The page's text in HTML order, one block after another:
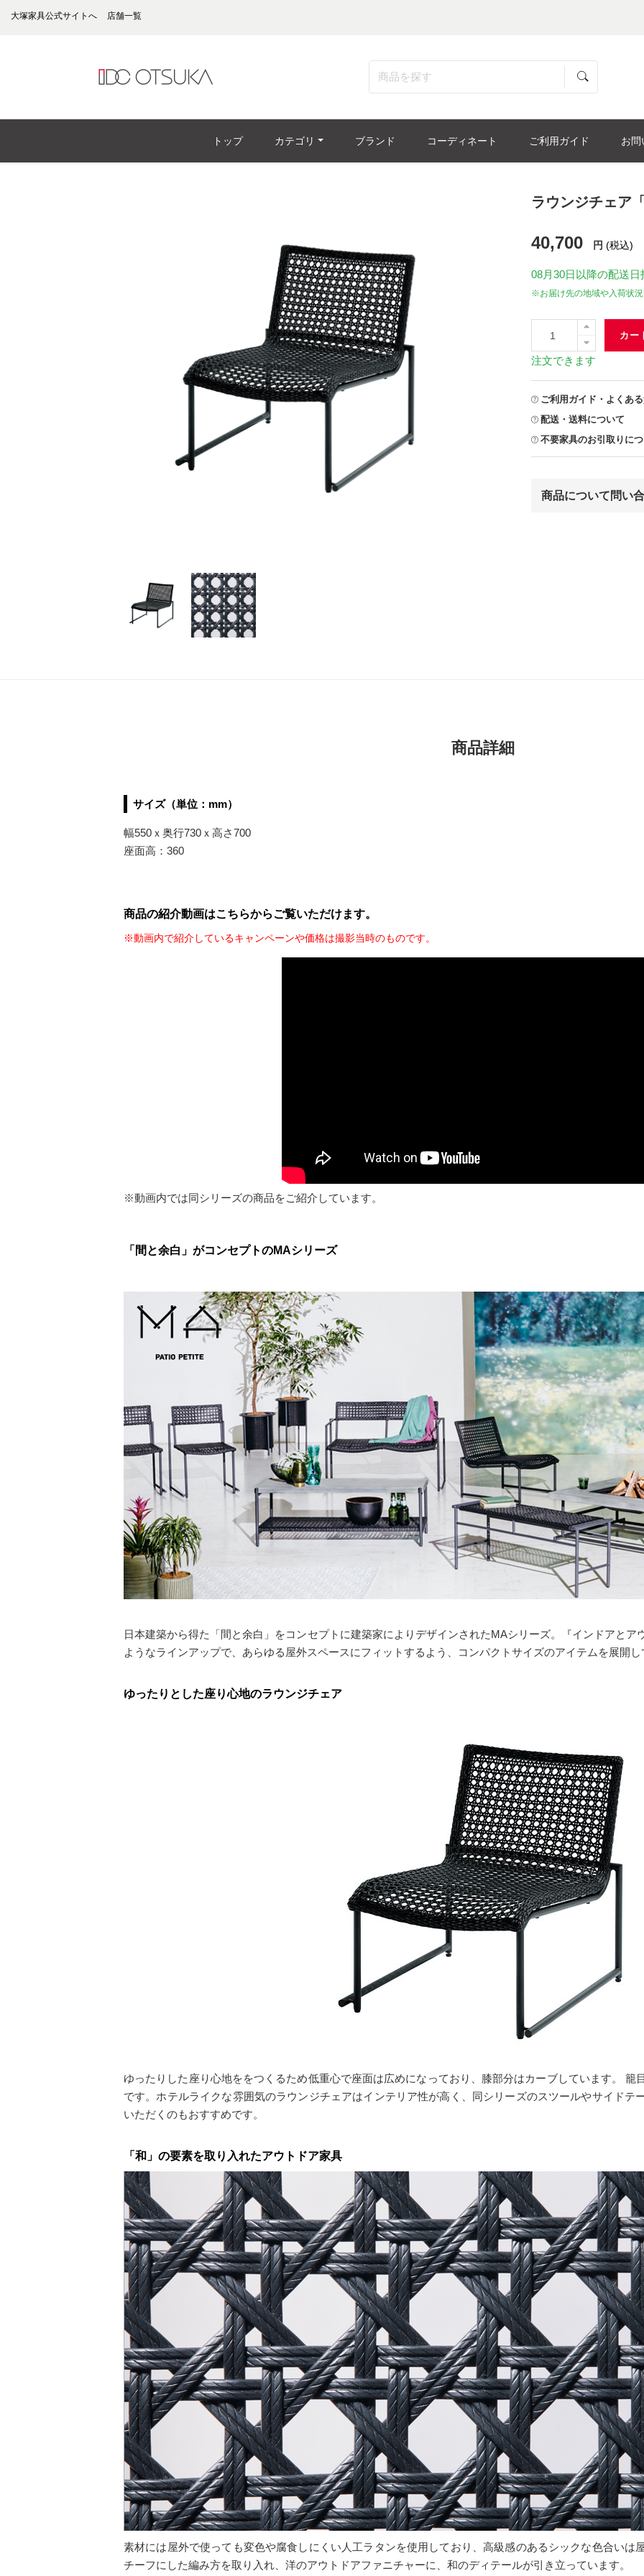
大塚家具公式サイトへ 店舗一覧
トップ カテゴリ ブランド コーディネート ご利用ガイド お問
ラウンジチェア
40,700 円 (税込)
08月30日 以降の配送
※お届け先の地域や入荷状
カー
注文できます
ご利用ガイド・よくあ
配送・送料について
不要家具のお引取りに
商品について問い
商品詳細
サイズ（単位：mm）
幅550ｘ奥行730ｘ高さ700
座面高：360
商品の紹介動画はこちらからご覧いただけます。
※動画内で紹介しているキャンペーンや価格は撮影当時のものです。
※動画内では同シリーズの商品をご紹介しています。
「間と余白」がコンセプトのMAシリーズ
日本建築から得た「間と余白」をコンセプトに建築家によりデザインされたMAシリーズ。『インドアとア
ようなラインアップで、あらゆる屋外スペースにフィットするよう、コンパクトサイズのアイテムを展開
ゆったりとした座り心地のラウンジチェア
ゆったりした座り心地ををつくるため低重心で座面は広めになっており、膝部分はカーブしています。 籠
です。ホテルライクな雰囲気のラウンジチェアはインテリア性が高く、同シリーズのスツールやサイドテ
いただくのもおすすめです。
「和」の要素を取り入れたアウトドア家具
素材には屋外で使っても変色や腐食しにくい人工ラタンを使用しており、高級感のあるシックな色合いは
チーフにした編み方を取り入れ、洋のアウトドアファニチャーに、和のディテールが引き立っています。